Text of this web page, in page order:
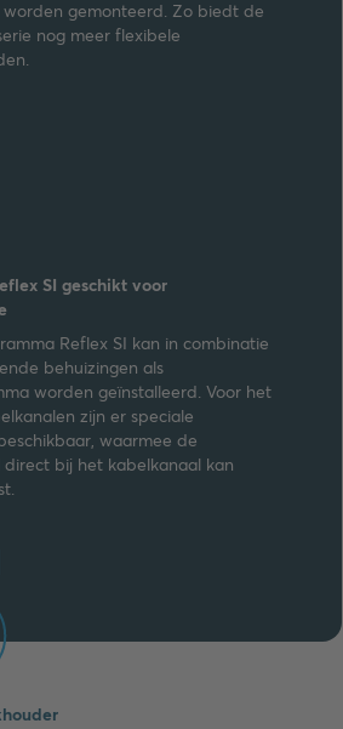
worden gemonteerd. Zo biedt de
nog meer flexibele
SI geschikt voor
Reflex SI kan in combinatie
behuizingen als
worden geïnstalleerd. Voor het
zijn er speciale
waarmee de
direct bij het kabelkanaal kan